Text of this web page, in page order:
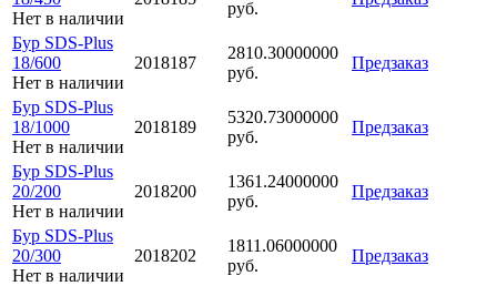
Нет в наличии
руб.
Бур SDS-Plus
18/600
Нет в наличии
2018187
2810.30000000
руб.
Предзаказ
Бур SDS-Plus
18/1000
Нет в наличии
2018189
5320.73000000
руб.
Предзаказ
Бур SDS-Plus
20/200
Нет в наличии
2018200
1361.24000000
руб.
Предзаказ
Бур SDS-Plus
20/300
Нет в наличии
2018202
1811.06000000
руб.
Предзаказ